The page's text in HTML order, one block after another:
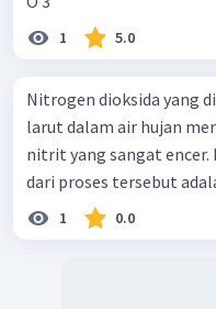
1 5.0
Nitrogen dioksida yang
larut dalam air hujan
nitrit yang sangat encer.
dari proses tersebut
1 0.0